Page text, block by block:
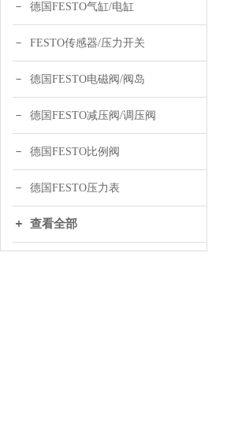
德国FESTO气缸/电缸
FESTO传感器/压力开关
德国FESTO电磁阀/阀岛
德国FESTO减压阀/调压阀
德国FESTO比例阀
德国FESTO压力表
查看全部